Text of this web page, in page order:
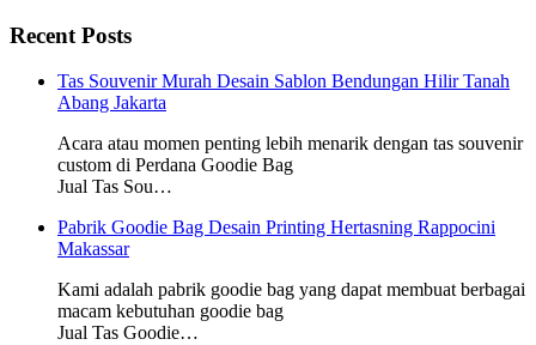
Recent Posts
Tas Souvenir Murah Desain Sablon Bendungan Hilir Tanah
Abang Jakarta
Acara atau momen penting lebih menarik dengan tas souvenir
custom di Perdana Goodie Bag
Jual Tas Sou…
Pabrik Goodie Bag Desain Printing Hertasning Rappocini
Makassar
Kami adalah pabrik goodie bag yang dapat membuat berbagai
macam kebutuhan goodie bag
Jual Tas Goodie…